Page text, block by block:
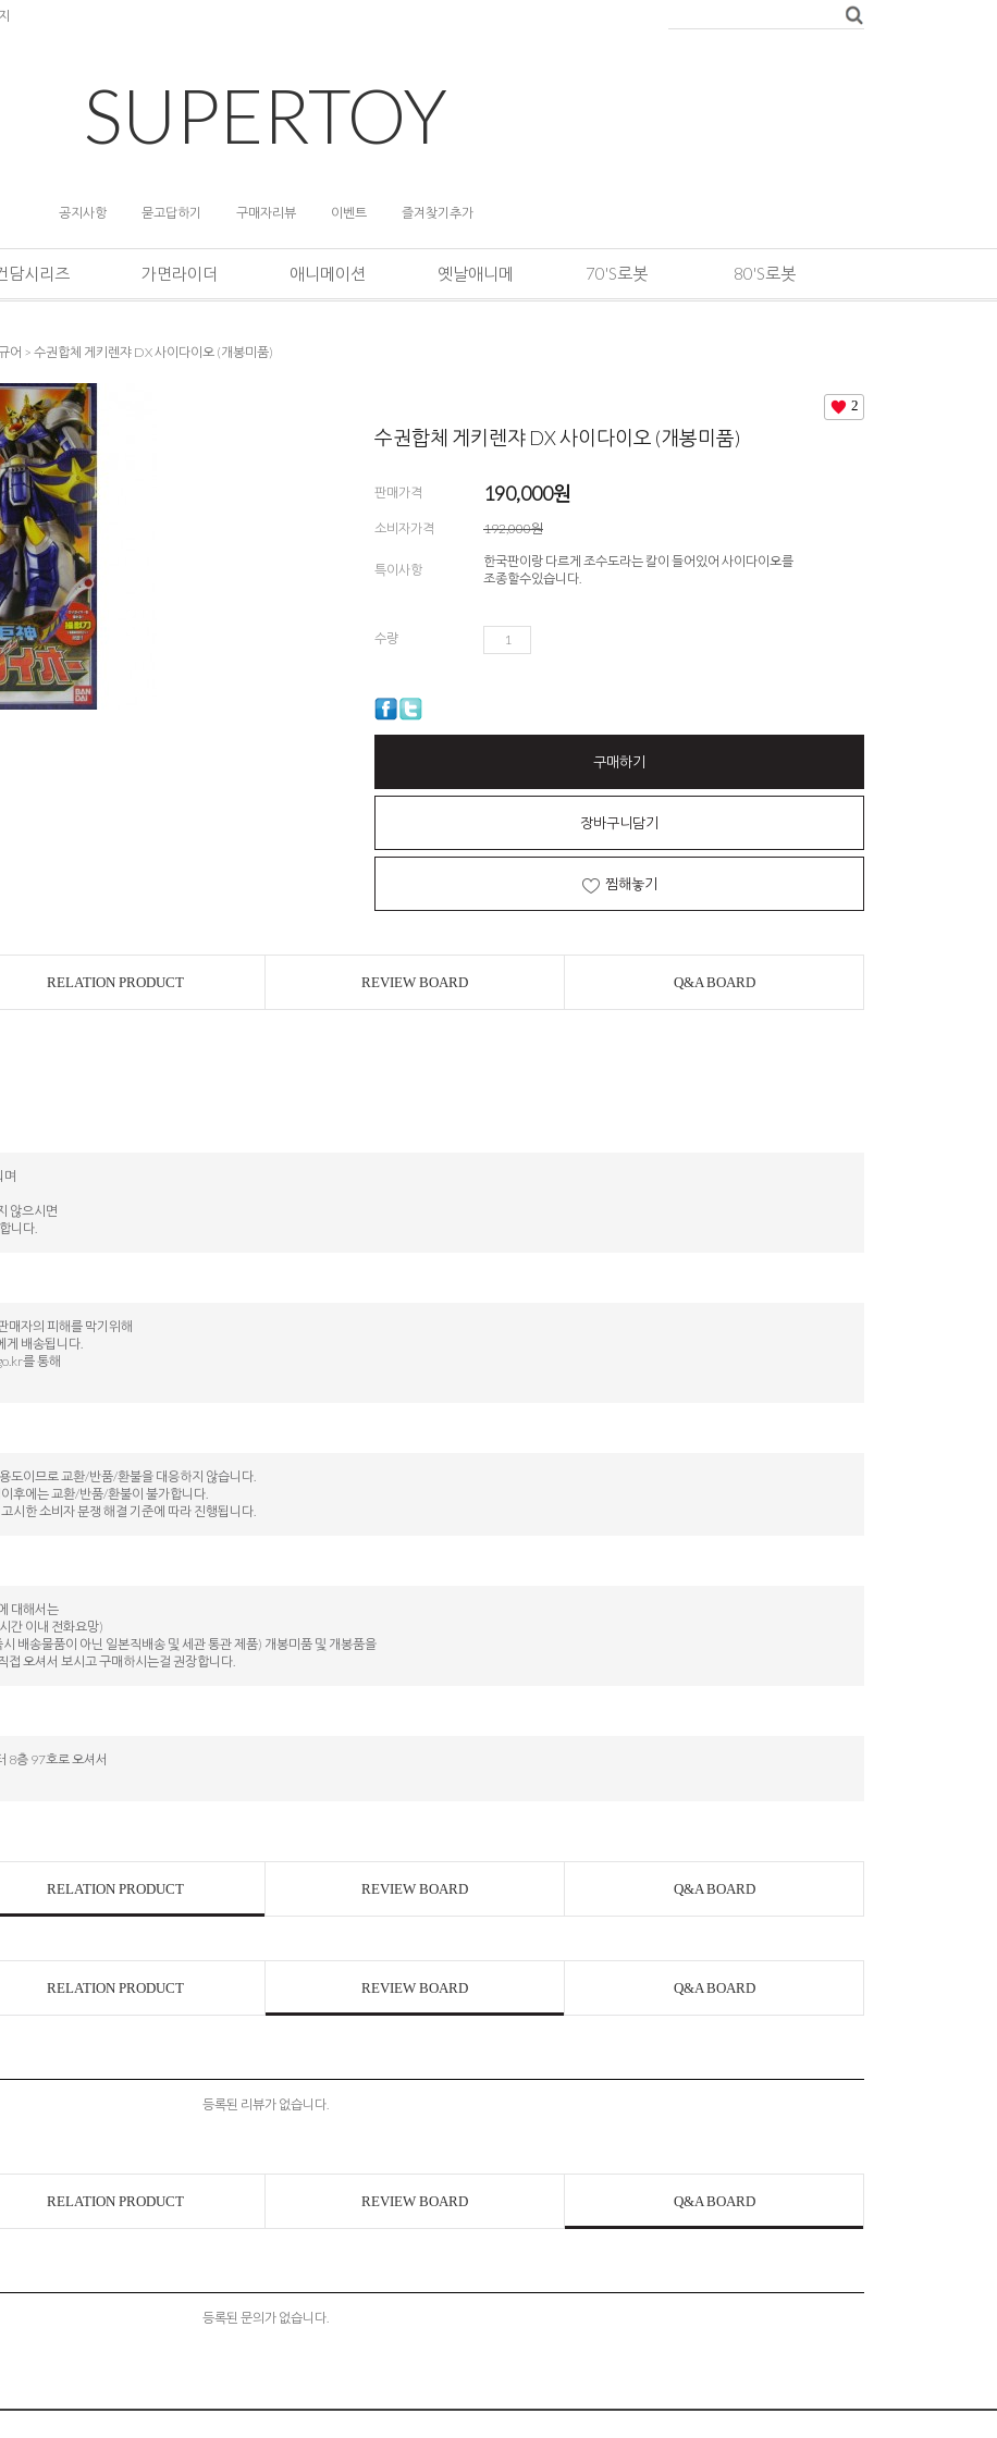
SUPERTOY
공지사항 묻고답하기 구매자리뷰 이벤트 즐겨찾기추가
담시리즈 가면라이더 애니메이션 옛날애니메 70'S로봇 80'S로봇
어 > 수권합체 게키렌쟈 DX 사이다이오 (개봉미품)
2
수권합체 게키렌쟈 DX 사이다이오 (개봉미품)
판매가격 190,000원
소비자가격 192,000원
특이사항
한국판이랑 다르게 조수도라는 칼이 들어있어 사이다이오를
조종할수있습니다.
수량
구매하기
장바구니담기
찜해놓기
RELATION PRODUCT REVIEW BOARD Q&A BOARD
며
않으시면
니다.
매자의 피해를 막기위해
게 배송됩니다.
를 통해
도이므로 교환/반품/환불을 대응하지 않습니다.
후에는 교환/반품/환불이 불가합니다.
시한 소비자 분쟁 해결 기준에 따라 진행됩니다.
대해서는
간 이내 전화요망)
배송물품이 아닌 일본직배송 및 세관 통관 제품) 개봉미품 및 개봉품을
접 오셔서 보시고 구매하시는걸 권장합니다.
8층 97호로 오셔서
RELATION PRODUCT REVIEW BOARD Q&A BOARD
RELATION PRODUCT REVIEW BOARD Q&A BOARD
등록된 리뷰가 없습니다.
RELATION PRODUCT REVIEW BOARD Q&A BOARD
등록된 문의가 없습니다.